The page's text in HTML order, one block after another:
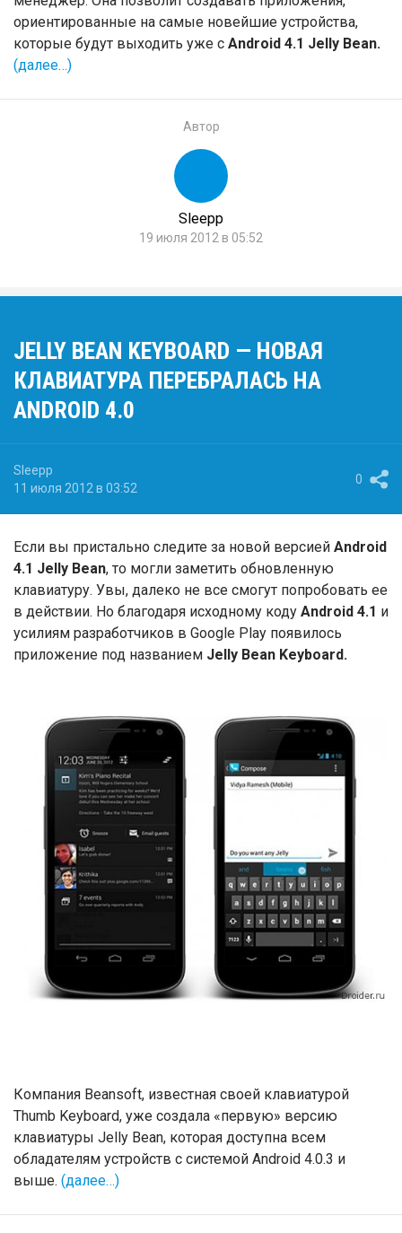
ориентированные на самые новейшие устройства,
которые будут выходить уже с Android 4.1 Jelly Bean.
(далее…)
Автор
Sleepp
19 июля 2012 в 05:52
JELLY BEAN KEYBOARD — НОВАЯ
КЛАВИАТУРА ПЕРЕБРАЛАСЬ НА
ANDROID 4.0
Sleepp
11 июля 2012 в 03:52
0
Если вы пристально следите за новой версией Android
4.1 Jelly Bean, то могли заметить обновленную
клавиатуру. Увы, далеко не все смогут попробовать ее
в действии. Но благодаря исходному коду Android 4.1 и
усилиям разработчиков в Google Play появилось
приложение под названием Jelly Bean Keyboard.
Компания Beansoft, известная своей клавиатурой
Thumb Keyboard, уже создала «первую» версию
клавиатуры Jelly Bean, которая доступна всем
обладателям устройств с системой Android 4.0.3 и
выше. (далее…)